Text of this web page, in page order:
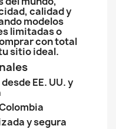
calidad y
modelos
limitadas o
con total
sitio ideal.
EE. UU. y
y segura